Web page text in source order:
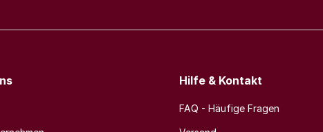
Hilfe & Kontakt
FAQ - Häufige Fragen